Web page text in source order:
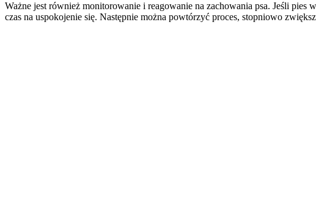
Ważne jest również monitorowanie i reagowanie na zachowania psa. Jeśli
czas na uspokojenie się. Następnie można powtórzyć proces, stopniowo